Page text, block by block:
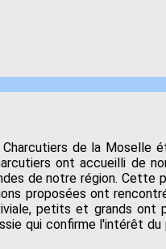
de la
ont accueilli de
de notre région. Cette
proposées ont
petits et grands
qui confirme l'intérêt